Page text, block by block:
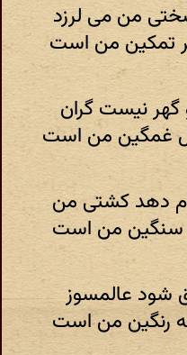
من می لرزد
تمکین من است
گهر نیست گران
غمگین من است
دهد کشتی من
سنگین من است
شود عالمسوز
رنگین من است